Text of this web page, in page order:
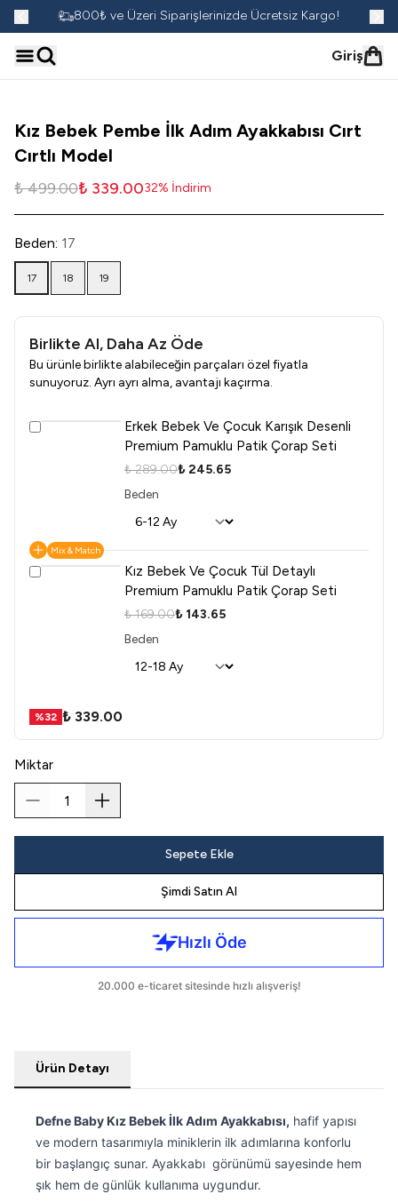
800₺ ve Üzeri Siparişlerinizde Ücretsiz Kargo!
Giriş
Kız Bebek Pembe İlk Adım Ayakkabısı Cırt
Cırtlı Model
₺ 499.00₺ 339.0032% İndirim
Beden: 17
17 18 19
Birlikte Al, Daha Az Öde
Bu ürünle birlikte alabileceğin parçaları özel fiyatla
sunuyoruz. Ayrı ayrı alma, avantajı kaçırma.
Erkek Bebek Ve Çocuk Karışık Desenli
Premium Pamuklu Patik Çorap Seti
₺ 289.00₺ 245.65
Beden
Mix & Match
Kız Bebek Ve Çocuk Tül Detaylı
Premium Pamuklu Patik Çorap Seti
₺ 169.00₺ 143.65
Beden
%32 ₺ 339.00
Miktar
Sepete Ekle
Şimdi Satın Al
Ürün Detayı
Defne Baby Kız Bebek İlk Adım Ayakkabısı, hafif yapısı
ve modern tasarımıyla miniklerin ilk adımlarına konforlu
bir başlangıç sunar. Ayakkabı görünümü sayesinde hem
şık hem de günlük kullanıma uygundur.